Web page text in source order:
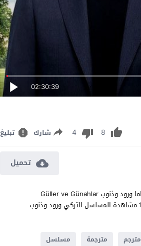
02:30:39
8
4 شارك تبليغ
تحميل
مشاهدة مسلسل ورود وذنوب الحلقة 29 مترجم للعربية اون لاين جودة عالية FULL HD مسلسل الدراما ورود وذنوب Güller ve Günahlar
الحلقة 29 التاسعة والعشرون كاملة تحميل مباشر سيرفرات متعددة بجودات عالية 1080p 720p 480p مشاهدة المسلسل التركي ورود وذنوب
مترجم مترجمة
مسلسل